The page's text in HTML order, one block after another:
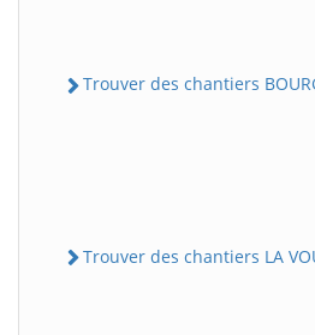
Trouver des chantiers
Trouver des chantiers LA